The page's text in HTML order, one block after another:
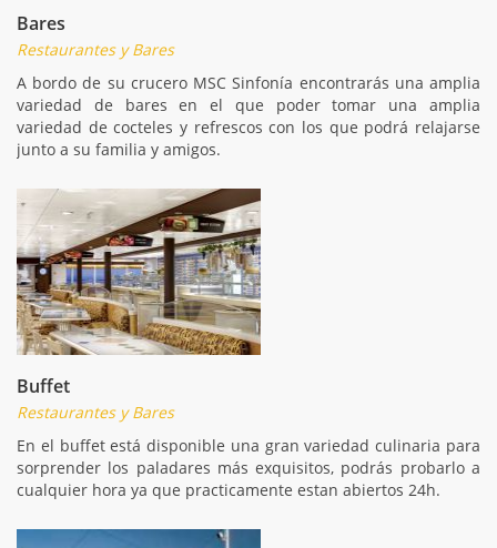
Bares
Restaurantes y Bares
A bordo de su crucero MSC Sinfonía encontrarás una amplia
variedad de bares en el que poder tomar una amplia
variedad de cocteles y refrescos con los que podrá relajarse
junto a su familia y amigos.
Buffet
Restaurantes y Bares
En el buffet está disponible una gran variedad culinaria para
sorprender los paladares más exquisitos, podrás probarlo a
cualquier hora ya que practicamente estan abiertos 24h.